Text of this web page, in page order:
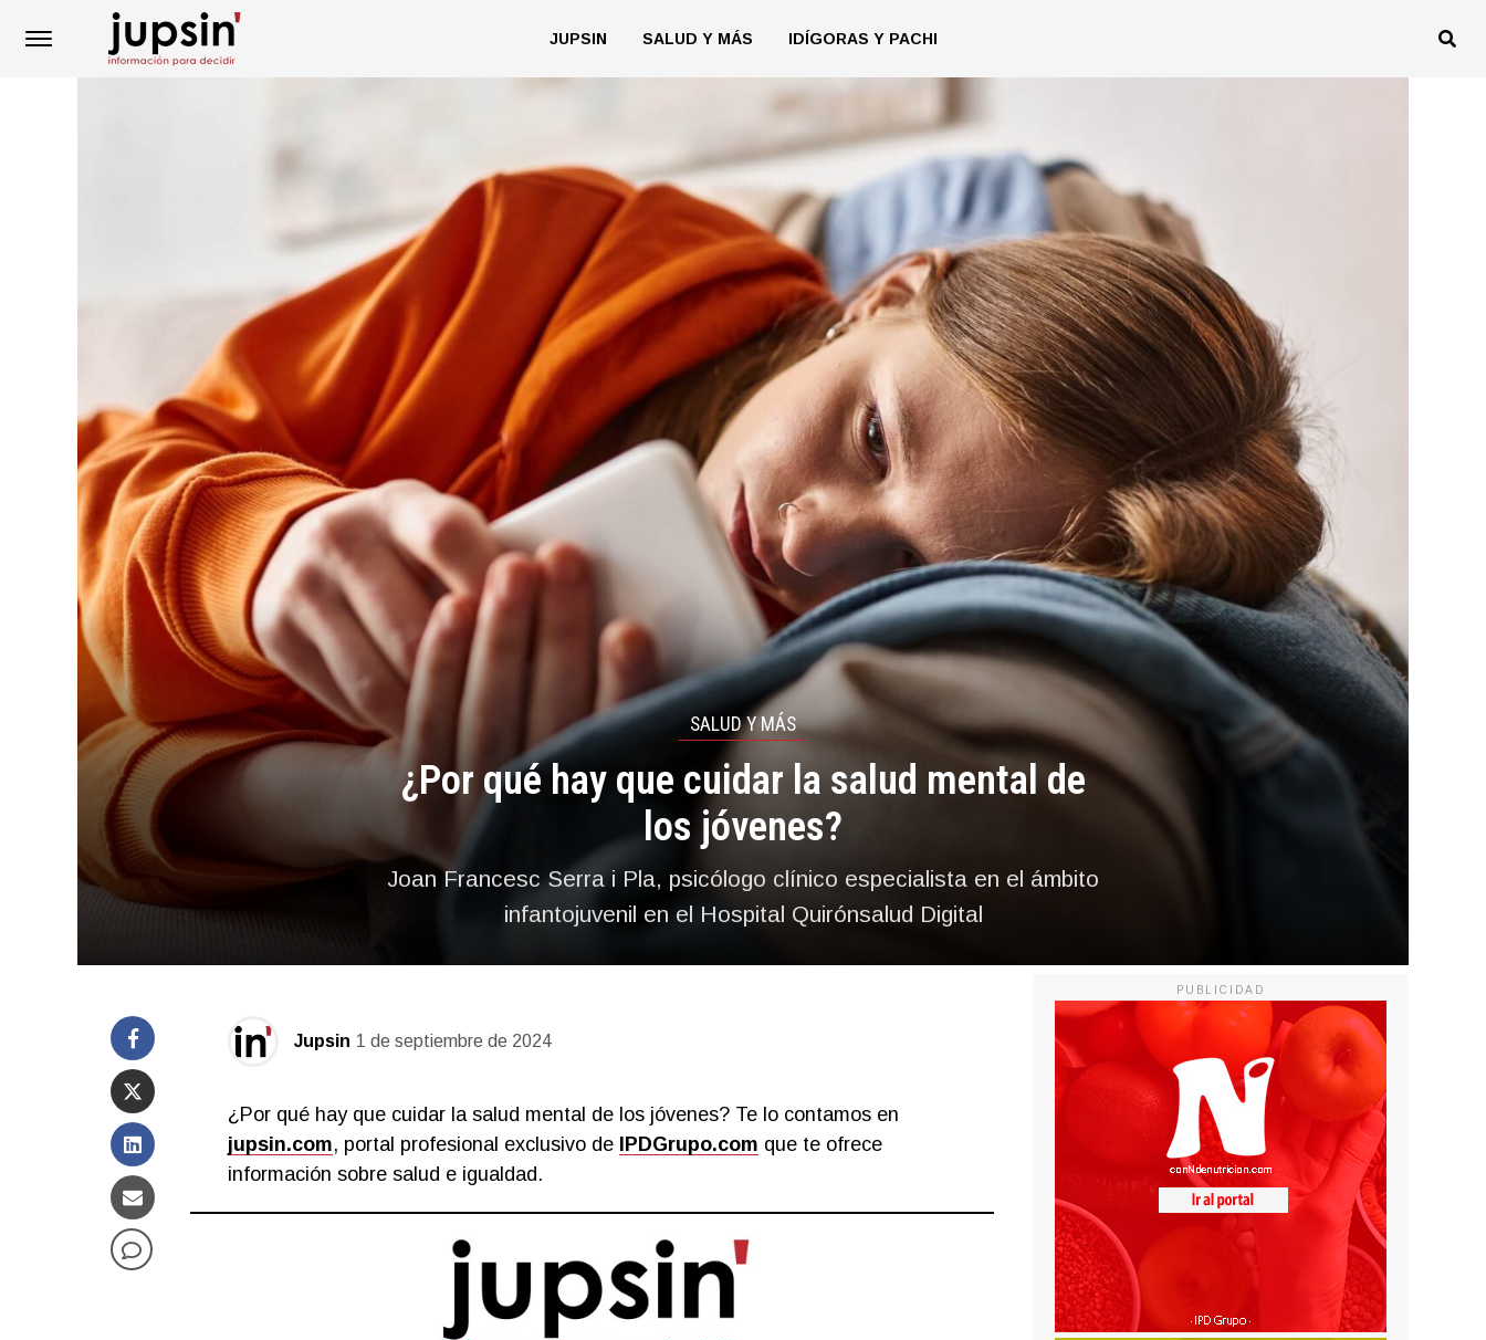
JUPSIN SALUD Y MÁS IDÍGORAS Y PACHI
SALUD Y MÁS
¿Por qué hay que cuidar la salud mental de
los jóvenes?
Joan Francesc Serra i Pla, psicólogo clínico especialista en el ámbito
infantojuvenil en el Hospital Quirónsalud Digital
Jupsin 1 de septiembre de 2024
¿Por qué hay que cuidar la salud mental de los jóvenes? Te lo contamos en
jupsin.com, portal profesional exclusivo de IPDGrupo.com que te ofrece
información sobre salud e igualdad.
PUBLICIDAD